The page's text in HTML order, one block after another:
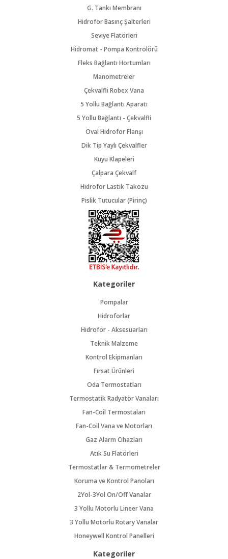
G. Tankı Membranı
Hidrofor Basınç Şalterleri
Seviye Flatörleri
Hidromat - Pompa Kontrolörü
Fleks Bağlantı Hortumları
Manometreler
Çekvalfli Robex Vana
5 Yollu Bağlantı Aparatı
5 Yollu Bağlantı - Çekvalfli
Oval Hidrofor Flanşı
Dik Tip Yaylı Çekvalfler
Kuyu Klapeleri
Çalpara Çekvalf
Hidrofor Lastik Takozu
Pislik Tutucular (Pirinç)
Kategoriler
Pompalar
Hidroforlar
Hidrofor - Aksesuarları
Teknik Malzeme
Kontrol Ekipmanları
Fırsat Ürünleri
Oda Termostatları
Termostatik Radyatör Vanaları
Fan-Coil Termostaları
Fan-Coil Vana ve Motorları
Gaz Alarm Cihazları
Atık Su Flatörleri
Termostatlar & Termometreler
Koruma ve Kontrol Panoları
2Yol-3Yol On/Off Vanalar
3 Yollu Motorlu Lineer Vana
3 Yollu Motorlu Rotary Vanalar
Honeywell Kontrol Panelleri
Kategoriler